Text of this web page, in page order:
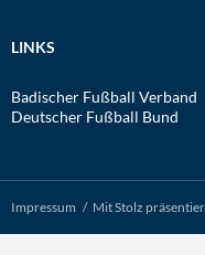
LINKS
Badischer Fußball Verband
Deutscher Fußball Bund
Impressum Mit Stolz